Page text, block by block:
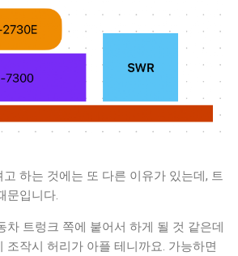
하는 것에는 또 다른 이유가 있는데, 트
문입니다.
차 트렁크 쪽에 붙어서 하게 될 것 같은데
조작시 허리가 아플 테니까요. 가능하면